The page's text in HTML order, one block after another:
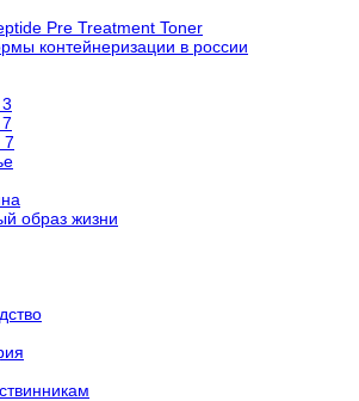
Pre Treatment Toner
контейнеризации в россии
7
образ жизни